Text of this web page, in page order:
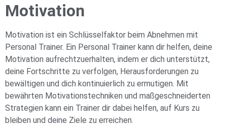
Motivation
Motivation ist ein Schlüsselfaktor beim Abnehmen mit
Personal Trainer. Ein Personal Trainer kann dir helfen, deine
Motivation aufrechtzuerhalten, indem er dich unterstützt,
deine Fortschritte zu verfolgen, Herausforderungen zu
bewältigen und dich kontinuierlich zu ermutigen. Mit
bewährten Motivationstechniken und maßgeschneiderten
Strategien kann ein Trainer dir dabei helfen, auf Kurs zu
bleiben und deine Ziele zu erreichen.